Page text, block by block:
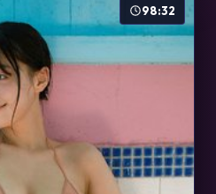
98:32